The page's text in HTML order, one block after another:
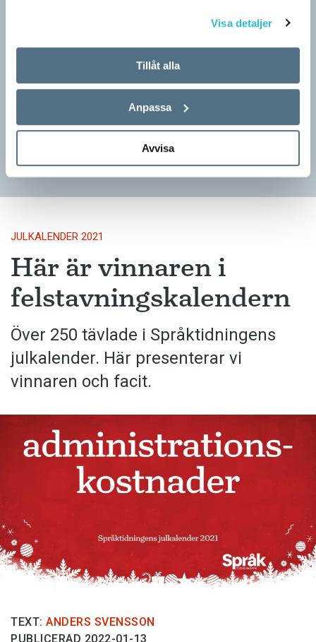
Visa detaljer
Tillåt alla
Anpassa
Avvisa
Felstavningskalender 20 december
I år är Språktidningens julkalender en felstavningskalender. Varje
dag fram till julafton publicerar vi ett felstavat svenskt ord. I
varje felstavat ord finns en bokstav…
JULKALENDER 2021
Här är vinnaren i
felstavningskalendern
Över 250 tävlade i Språktidningens
julkalender. Här presenterar vi
vinnaren och facit.
TEXT: ANDERS SVENSSON
PUBLICERAD 2022-01-13